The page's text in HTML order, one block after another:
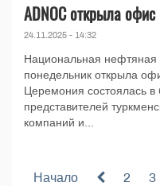
ADNOC открыла
24.11.2025 - 14:32
Национальная
понедельник открыла
Церемония состоялась в
представителей
компаний и...
Начало 2 3